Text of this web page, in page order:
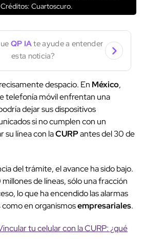
Créditos: Cuartoscuro.
QP IAte ayude a entender
esta noticia?
despacio. En México,
telefonía móvil enfrentan una
dejar sus dispositivos
si no cumplen con un
su línea con laCURPantes del 30 de
del trámite, el avance ha sido bajo.
de líneas, sólo una fracción
lo que ha encendido las alarmas
como en organismosempresariales.
tu celular con la CURP: ¿qué